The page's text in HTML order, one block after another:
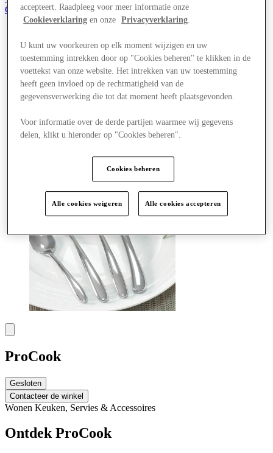
Gered,
nl
Winkels
Aanbiedingen
Plan je bezoek
Wat is er aan
Eet & Drink
Cadeaubonnen
Hoe was je dag?
ProCook
Gesloten
Contacteer de winkel
Wonen Keuken, Servies & Accessoires
Ontdek ProCook
accepteert. Raadpleeg voor meer informatie onze
Cookieverklaring en onze Privacyverklaring
U kunt uw voorkeuren op elk moment wijzigen en uw
toestemming intrekken door op "Cookies beheren" te klikken in de
voettekst van onze website. Het intrekken van uw toestemming
heeft geen invloed op de rechtmatigheid van de
gegevensverwerking die tot dat moment heeft plaatsgevonden.
Voor informatie over de derde partijen waarmee wij gegevens
delen, klikt u hieronder op "Cookies beheren".
Cookies beheren
Alle cookies weigeren Alle cookies accepteren